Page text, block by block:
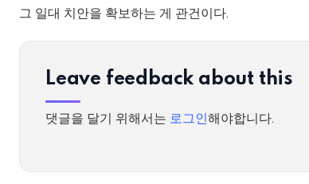
그 일대 치안을 확보하는 게 관건이다.
Leave feedback about this
댓글을 달기 위해서는 로그인해야합니다.